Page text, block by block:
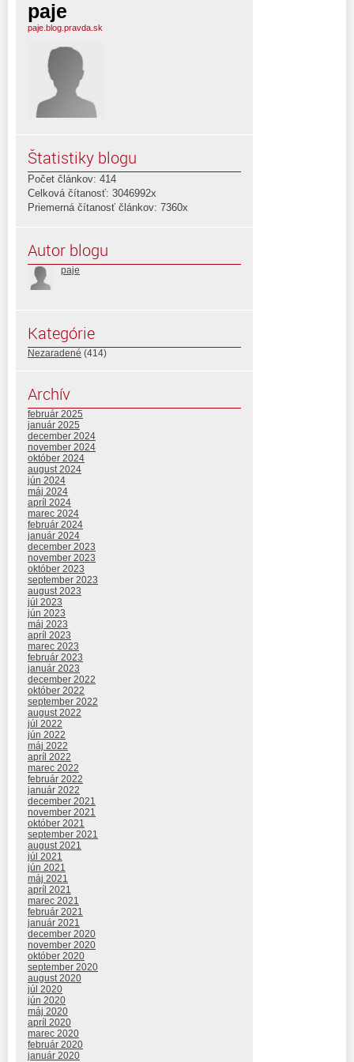
paje
paje.blog.pravda.sk
Štatistiky blogu
Počet článkov: 414
Celková čítanosť: 3046992x
Priemerná čítanosť článkov: 7360x
Autor blogu
paje
Kategórie
Nezaradené (414)
Archív
február 2025
január 2025
december 2024
november 2024
október 2024
august 2024
jún 2024
máj 2024
apríl 2024
marec 2024
február 2024
január 2024
december 2023
november 2023
október 2023
september 2023
august 2023
júl 2023
jún 2023
máj 2023
apríl 2023
marec 2023
február 2023
január 2023
december 2022
október 2022
september 2022
august 2022
júl 2022
jún 2022
máj 2022
apríl 2022
marec 2022
február 2022
január 2022
december 2021
november 2021
október 2021
september 2021
august 2021
júl 2021
jún 2021
máj 2021
apríl 2021
marec 2021
február 2021
január 2021
december 2020
november 2020
október 2020
september 2020
august 2020
júl 2020
jún 2020
máj 2020
apríl 2020
marec 2020
február 2020
január 2020